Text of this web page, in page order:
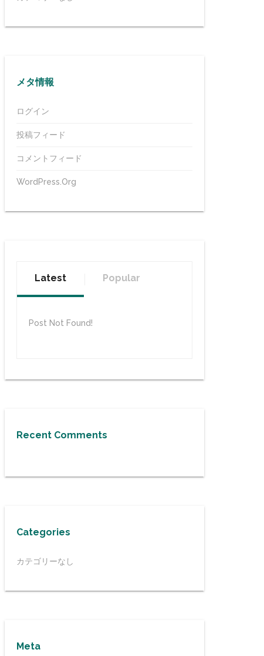
メタ情報
ログイン
投稿フィード
コメントフィード
WordPress.org
Latest Popular
Post Not Found!
Recent Comments
Categories
カテゴリーなし
Meta